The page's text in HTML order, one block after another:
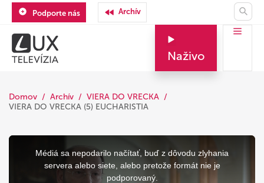
Podporte nás Archív
Naživo
Domov Archív
VIERA DO VRECKA
VIERA DO VRECKA (5) EUCHARISTIA
This
Médiá sa nepodarilo načítať, buď z dôvodu zlyhania
servera alebo siete, alebo pretože formát nie je
podporovaný.